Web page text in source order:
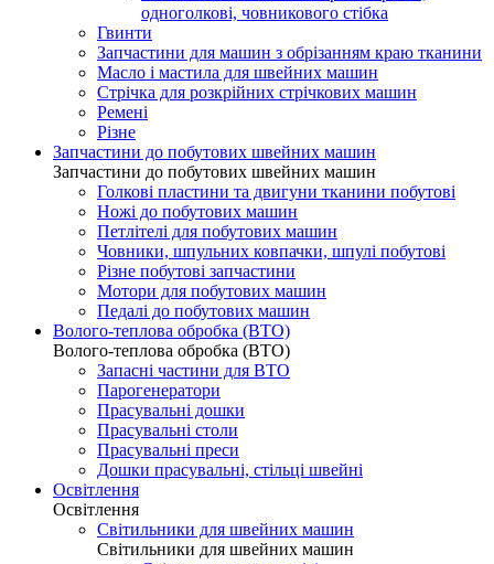
одноголкові, човникового стібка
Гвинти
Запчастини для машин з обрізанням краю тканини
Масло і мастила для швейних машин
Стрічка для розкрійних стрічкових машин
Ремені
Різне
Запчастини до побутових швейних машин
Запчастини до побутових швейних машин
Голкові пластини та двигуни тканини побутові
Ножі до побутових машин
Петлітелі для побутових машин
Човники, шпульних ковпачки, шпулі побутові
Різне побутові запчастини
Мотори для побутових машин
Педалі до побутових машин
Волого-теплова обробка (ВТО)
Волого-теплова обробка (ВТО)
Запасні частини для ВТО
Парогенератори
Прасувальні дошки
Прасувальні столи
Прасувальні преси
Дошки прасувальні, стільці швейні
Освітлення
Освітлення
Світильники для швейних машин
Світильники для швейних машин